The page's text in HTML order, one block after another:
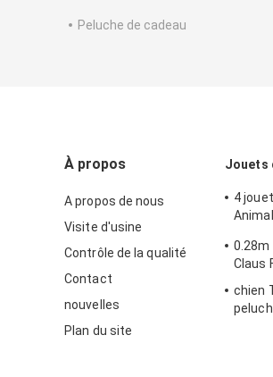
Peluche de cadeau
À propos
A propos de nous
Visite d'usine
Contrôle de la qualité
Contact
nouvelles
Plan du site
Jouets
4
0.28m
Claus
chien